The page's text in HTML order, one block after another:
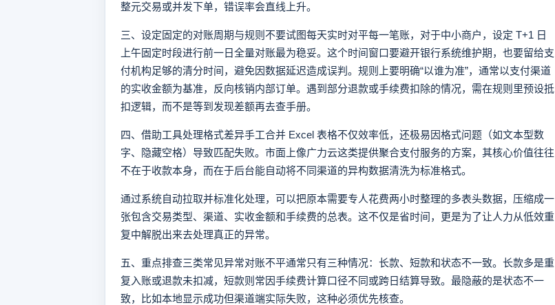
整元交易或并发下单，错误率会直线上升。
三、设定固定的对账周期与规则不要试图每天实时对平每一笔账，对于中小商户，设定 T+1 日
上午固定时段进行前一日全量对账最为稳妥。这个时间窗口要避开银行系统维护期，也要留给支
付机构足够的清分时间，避免因数据延迟造成误判。规则上要明确“以谁为准”，通常以支付渠道
的实收金额为基准，反向核销内部订单。遇到部分退款或手续费扣除的情况，需在规则里预设抵
扣逻辑，而不是等到发现差额再去查手册。
四、借助工具处理格式差异手工合并 Excel 表格不仅效率低，还极易因格式问题（如文本型数
字、隐藏空格）导致匹配失败。市面上像广力云这类提供聚合支付服务的方案，其核心价值往往
不在于收款本身，而在于后台能自动将不同渠道的异构数据清洗为标准格式。
通过系统自动拉取并标准化处理，可以把原本需要专人花费两小时整理的多表头数据，压缩成一
张包含交易类型、渠道、实收金额和手续费的总表。这不仅是省时间，更是为了让人力从低效重
复中解脱出来去处理真正的异常。
五、重点排查三类常见异常对账不平通常只有三种情况：长款、短款和状态不一致。长款多是重
复入账或退款未扣减，短款则常因手续费计算口径不同或跨日结算导致。最隐蔽的是状态不一
致，比如本地显示成功但渠道端实际失败，这种必须优先核查。